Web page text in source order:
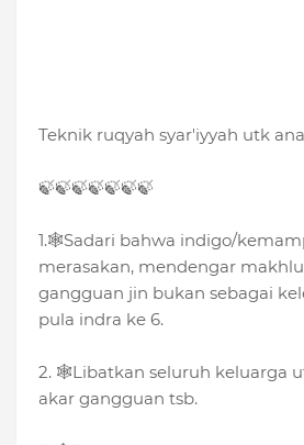
Teknik ruqyah syar'iyyah utk
🍃🍃🍃🍃🍃🍃🍃
1.🕸Sadari bahwa indigo/
merasakan, mendengar
gangguan jin bukan sebagai
pula indra ke 6.
2. 🕸Libatkan seluruh keluarga
akar gangguan tsb.